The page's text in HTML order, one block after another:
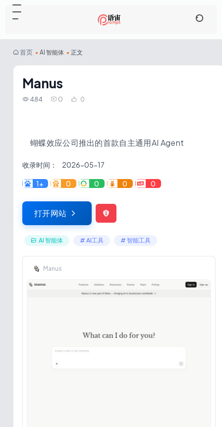
首页 • AI 智能体 • 正文
Manus
484 0 0
蝴蝶效应公司推出的首款自主通用AI Agent
收录时间： 2026-05-17
1+ 0 0 0 0
打开网站
AI 智能体 # AI工具 # 智能工具
Manus